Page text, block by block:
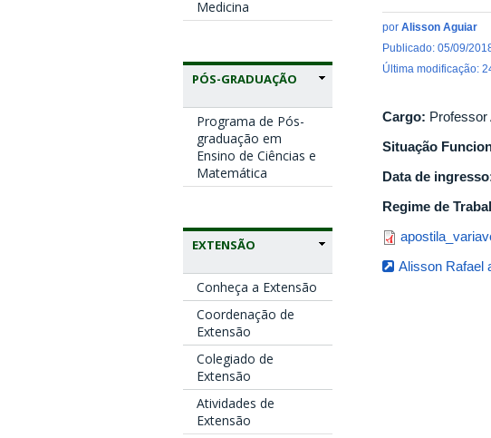
Medicina
PÓS-GRADUAÇÃO
Programa de Pós-
graduação em
Ensino de Ciências e
Matemática
EXTENSÃO
Conheça a Extensão
Coordenação de
Extensão
Colegiado de
Extensão
Atividades de
Extensão
por Alisson Aguiar
Publicado: 05/09/
Última modificação:
Cargo: Professor
Situação
Data de
Regime de
Alisson Rafael